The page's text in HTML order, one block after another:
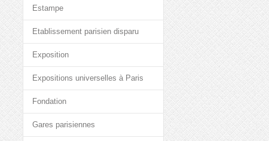
Estampe
Etablissement parisien disparu
Exposition
Expositions universelles à Paris
Fondation
Gares parisiennes